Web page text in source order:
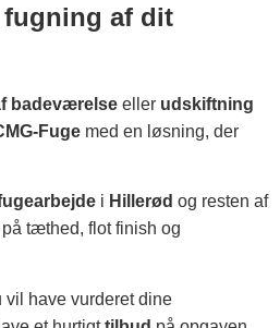
af dit
badeværelse eller udskiftning
Fuge med en løsning, der
i Hillerød og resten af
tæthed, flot finish og
vil have vurderet dine